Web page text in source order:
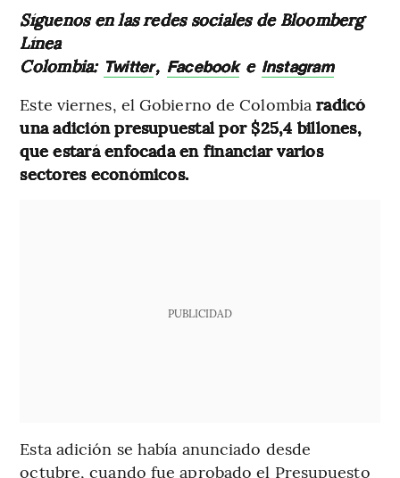
Síguenos en las redes sociales de Bloomberg
Línea
Colombia: Twitter, Facebooke Instagram
Este viernes, el Gobierno de Colombiaradicó
una adición presupuestal por $25,4 billones,
que estará enfocada en financiar varios
sectores económicos.
PUBLICIDAD
Esta adición se había anunciado desde
octubre, cuando fue aprobado el Presupuesto